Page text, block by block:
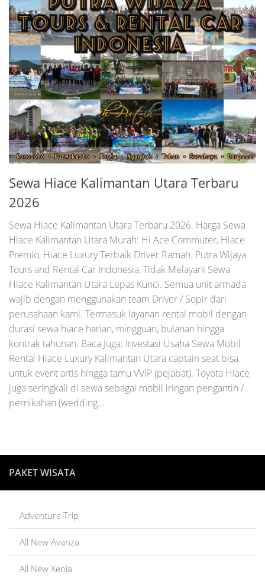
Sewa Hiace Kalimantan Utara Terbaru
2026
Sewa Hiace Kalimantan Utara Terbaru 2026. Harga Sewa
Hiace Kalimantan Utara Murah: Hi Ace Commuter, Hiace
Premio, Hiace Luxury Terbaik Driver Ramah. Putra Wijaya
Tours and Rental Car Indonesia, Tidak Melayani Sewa
Hiace Kalimantan Utara Lepas Kunci. Semua unit armada
wajib dengan menggunakan team Driver / Sopir dari
perusahaan kami. Termasuk layanan rental mobil dengan
durasi sewa hiace harian, mingguan, bulanan hingga
kontrak tahunan. Baca Juga: Investasi Usaha Sewa Mobil
Rental Hiace Luxury Kalimantan Utara captain seat bisa
untuk event artis hingga tamu VVIP (pejabat). Toyota Hiace
juga seringkali di sewa sebagai mobil iringan pengantin /
pernikahan (wedding...
PAKET WISATA
Adventure Trip
All New Avanza
All New Xenia